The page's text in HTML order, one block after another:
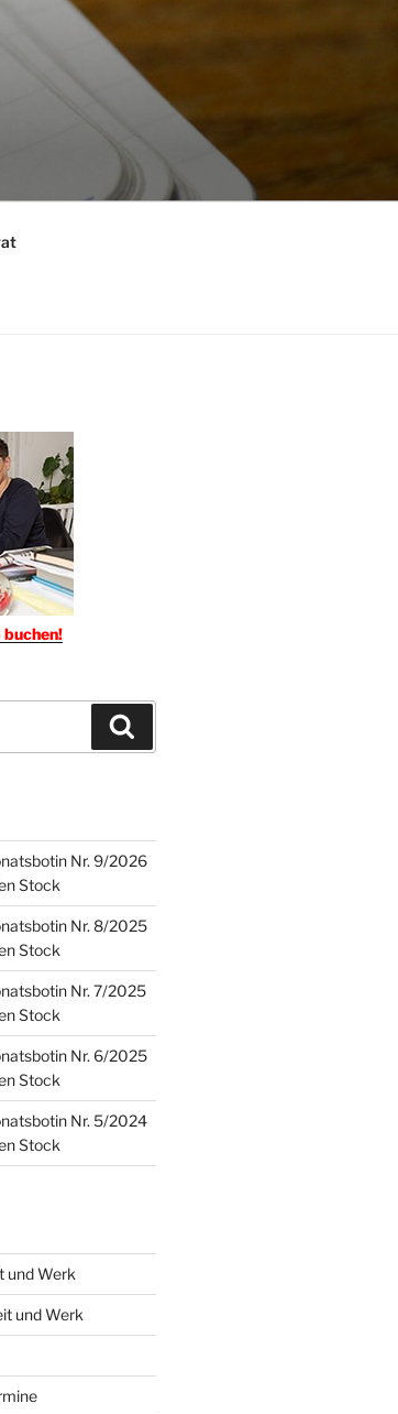
Nr. 9/2026
Stock
Nr. 8/2025
Stock
Nr. 7/2025
Stock
Nr. 6/2025
Stock
Nr. 5/2024
Stock
und Werk
und Werk